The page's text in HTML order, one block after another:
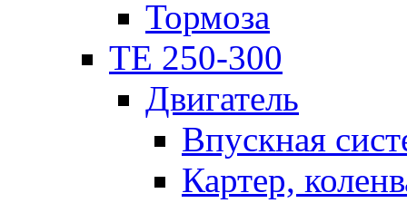
Тормоза
TE 250-300
Двигатель
Впускная
Картер,